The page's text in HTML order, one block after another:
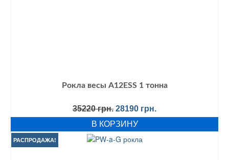
Рокла весы A12ESS 1 тонна
35220грн. Первоначальная
цена
составляла
35220 грн..
28190 грн.Текущая
цена:
В КОРЗИНУ
РАСПРОДАЖА!